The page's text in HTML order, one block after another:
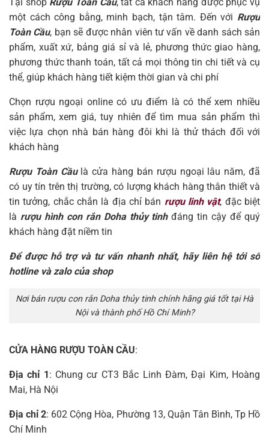
Tại shop Rượu Toàn Cầu, tất cả khách hàng được phục vụ
một cách công bằng, minh bạch, tận tâm. Đến với Rượu
Toàn Cầu, bạn sẽ được nhân viên tư vấn về danh sách sản
phẩm, xuất xứ, bảng giá sỉ và lẻ, phương thức giao hàng,
phương thức thanh toán, tất cả mọi thông tin chi tiết và cụ
thể, giúp khách hàng tiết kiệm thời gian và chi phí
Chọn rượu ngoại online có ưu điểm là có thể xem nhiều
sản phẩm, xem giá, tuy nhiên để tìm mua sản phẩm thì
việc lựa chọn nhà bán hàng đôi khi là thử thách đối với
khách hàng
Rượu Toàn Cầulà cửa hàng bán rượu ngoại lâu năm, đã
có uy tín trên thị trường, có lượng khách hàng thân thiết và
tin tưởng, chắc chắn là địa chỉ bán rượu linh vật, đặc biệt
là rượu hình con rắn Doha thủy tinhđáng tin cậy để quý
khách hàng đặt niềm tin
Để được hỗ trợ và tư vấn nhanh nhất, hãy liên hệ tới số
hotline và zalo của shop
Nơi bán rượu con rắn Doha thủy tinh chính hãng giá tốt tại Hà
Nội và thành phố Hồ Chí Minh?
CỬA HÀNG RƯỢU TOÀN CẦU:
Địa chỉ 1: Chung cư CT3 Bắc Linh Đàm, Đại Kim, Hoàng
Mai, Hà Nội
Địa chỉ 2: 602 Cộng Hòa, Phường 13, Quận Tân Bình, Tp Hồ
Chí Minh